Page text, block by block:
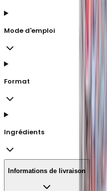
Mode d'emploi
Format
Ingrédients
Informations de livraison